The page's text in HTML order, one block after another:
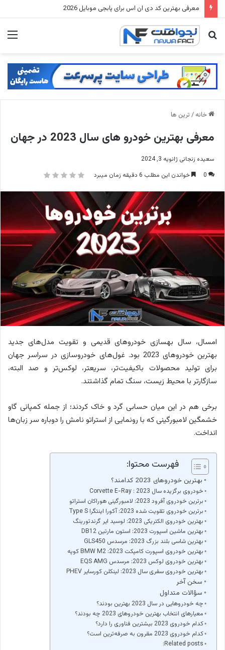
لیفت صورت بدون جراحی، با کانسیلر + بیوتی بلندر لیفت انجام بده
جستجو
برای
خانه / ترین ها
معرفی بهترین خودرو های سال 2023 در جهان
سعیده زنجانی ژانویه 3, 2024
0
خواندن این مطلب 6 دقیقه زمان میبرد
امسال، سال بهسازی خودروهای قدیمی و تقویت مدل‌های جدید
بهترین خودروهای 2023 بود. غول‌های خودروسازی در سراسر جهان
برای تولید محصولات باکیفیت‌تر، سریعتر، لوکس‌تر و صد البته،
سازگارتر با محیط زیست، سنگ تمام گذاشتند.
برخی هم در این میان حسابی گرد و خاک کردند؛ از جمله کمپانی گاو
خشمگین لامبورگینی که با رونمایی از استراتو نامش را دوباره سر زبان‌ها
انداخت.
فهرست محتوا:
بهترین خودروهای 2023 کدامند؟
خودروی برگزیده سال 2023 : Corvette E-Ray
برترین خودروی آفرود 2023: لامبورگینی هوراکان استراتو
برترین خودروی تقویت شده 2023: آکورا اینتگرا Type S
بهترین خودروی الکتریکی 2023: لوسید ایر گرندتورینگ
بهترین ماشین اسپورت 2023: استون مارتین DB12
بهترین شاسی بلند بزرگ 2023: مرسدس GLS450
بهترین خودروی اسپورت کامپکت 2023: BMW M2 کوپه
بهترین خودروی لوکس 2023: مرسدس EQS AMG
بهترین خودروی سفری سال 2023: لینکلن کورسایر PHEV
سخن آخر
سؤالات متداول
چه خودروهایی در سال 2023 بهترین بودند؟
معیارهای انتخاب بهترین خودروهای 2023 چه بودند؟
کدام خودروی 2023 بیشترین فناوری را دارد؟
کدام خودروی 2023 مقرون به صرفه‌ترین است؟
Related posts: